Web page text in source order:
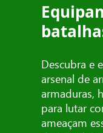
Descubra e
arsenal de
armaduras,
para lutar
ameaçam